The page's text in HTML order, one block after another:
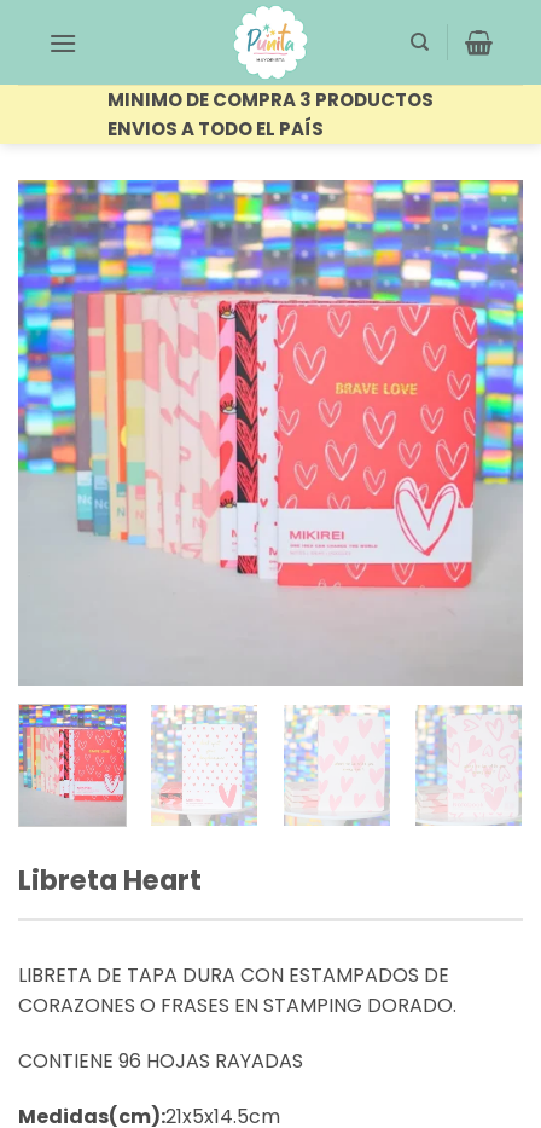
MINIMO DE COMPRA 3 PRODUCTOS
ENVIOS A TODO EL PAÍS
Libreta Heart
LIBRETA DE TAPA DURA CON ESTAMPADOS DE
CORAZONES O FRASES EN STAMPING DORADO.
CONTIENE 96 HOJAS RAYADAS
Medidas(cm):21x5x14.5cm